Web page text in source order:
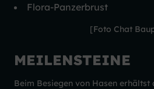
Flora-Panzerbrust
[Foto Chat
MEILENSTEINE
Beim Besiegen von Hasen erhältst